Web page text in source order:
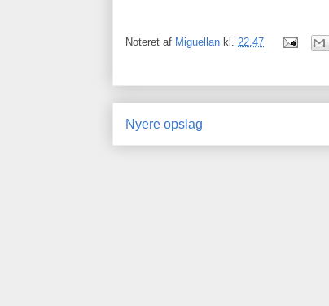
Noteret af Miguellan kl. 22.47
Nyere opslag